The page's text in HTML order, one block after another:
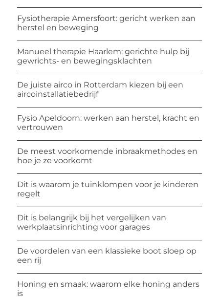
Fysiotherapie Amersfoort: gericht werken aan
herstel en beweging
Manueel therapie Haarlem: gerichte hulp bij
gewrichts- en bewegingsklachten
De juiste airco in Rotterdam kiezen bij een
aircoinstallatiebedrijf
Fysio Apeldoorn: werken aan herstel, kracht en
vertrouwen
De meest voorkomende inbraakmethodes en
hoe je ze voorkomt
Dit is waarom je tuinklompen voor je kinderen
regelt
Dit is belangrijk bij het vergelijken van
werkplaatsinrichting voor garages
De voordelen van een klassieke boot sloep op
een rij
Honing en smaak: waarom elke honing anders
is